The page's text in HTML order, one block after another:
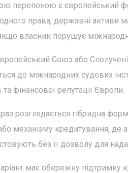
перепоною є європейський
права, державні активи
власник порушує
Союз або
до міжнародних судових
та фінансової репутації Європи.
розглядається гібридна
механізму кредитування, де
без її дозволу для
має обережну підтримку